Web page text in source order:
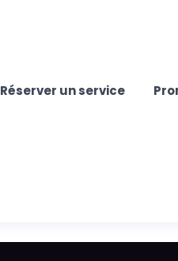
Réserver un service